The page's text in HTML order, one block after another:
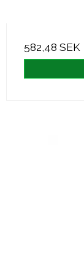
582,48 SEK